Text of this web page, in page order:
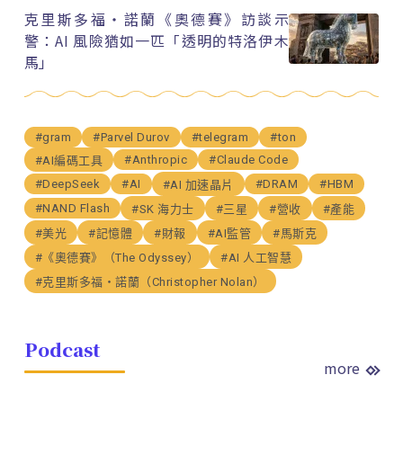
克里斯多福・諾蘭《奧德賽》訪談示
警：AI 風險猶如一匹「透明的特洛伊木
馬」
#gram #Parvel Durov #telegram
#ton
#AI編碼工具
#Anthropic
#Claude Code
#DeepSeek
#AI #AI 加速晶片 #DRAM
#HBM
#NAND Flash
#SK 海力士 #三星 #營收
#產能
#美光
#記憶體 #財報 #AI監管
#馬斯克
#《奧德賽》（The Odyssey）
#AI 人工智慧
#克里斯多福・諾蘭（Christopher Nolan）
Podcast
more